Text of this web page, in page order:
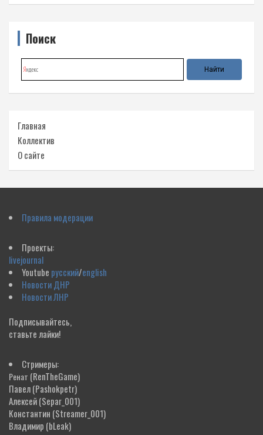
Поиск
Главная
Коллектив
О сайте
Правила модерации
Проекты:
livejournal
Youtube русский/english
Новости ДНР
Новости ЛНР
Подписывайтесь,
ставьте лайки!
Стримеры:
Ренат (RenTheGame)
Павел(Pashokpetr)
Алексей(Separ_001)
Константин (Streamer_001)
Владимир (bLeak)